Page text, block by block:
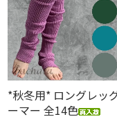
*秋冬用* ロングレッ
ーマー 全14色